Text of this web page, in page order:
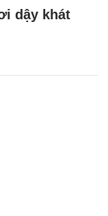
dậy khát